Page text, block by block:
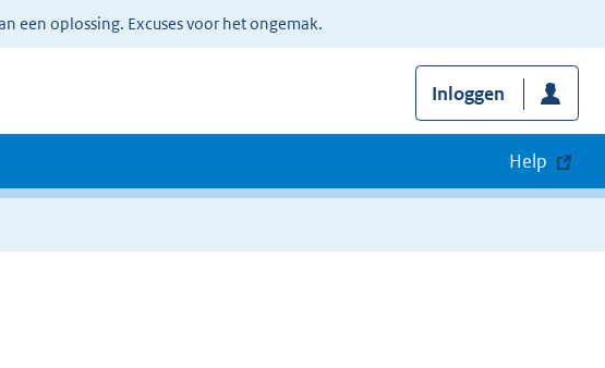
een oplossing. Excuses voor het ongemak.
Inloggen
Help